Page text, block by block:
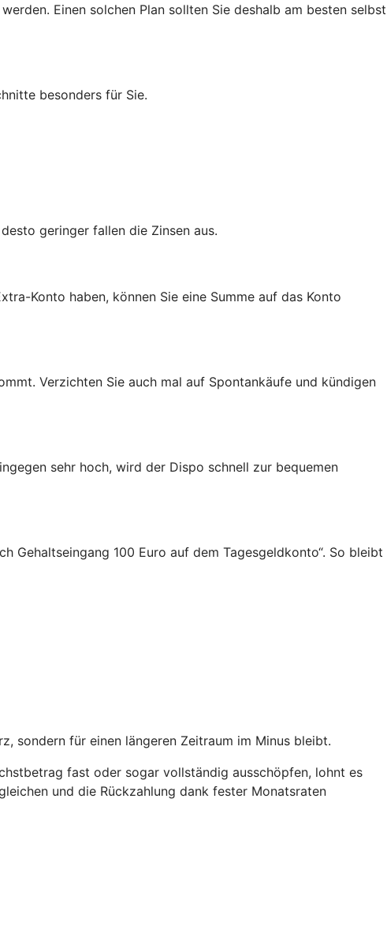
Einen solchen Plan sollten Sie deshalb am besten selbst
besonders für Sie.
geringer fallen die Zinsen aus.
Konto haben, können Sie eine Summe auf das Konto
Verzichten Sie auch mal auf Spontankäufe und kündigen
sehr hoch, wird der Dispo schnell zur bequemen
Gehaltseingang 100 Euro auf dem Tagesgeldkonto“. So bleibt
sondern für einen längeren Zeitraum im Minus bleibt.
fast oder sogar vollständig ausschöpfen, lohnt es
und die Rückzahlung dank fester Monatsraten